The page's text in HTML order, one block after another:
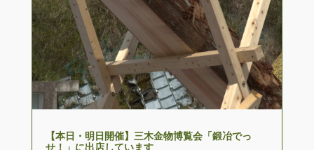
【本日・明日開催】三木金物博覧会「鍛冶でっ
せ！」に出店しています